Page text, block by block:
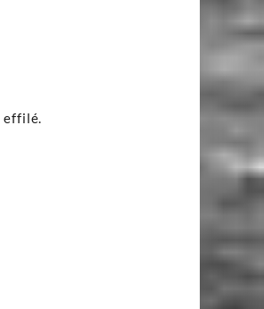
effilé.